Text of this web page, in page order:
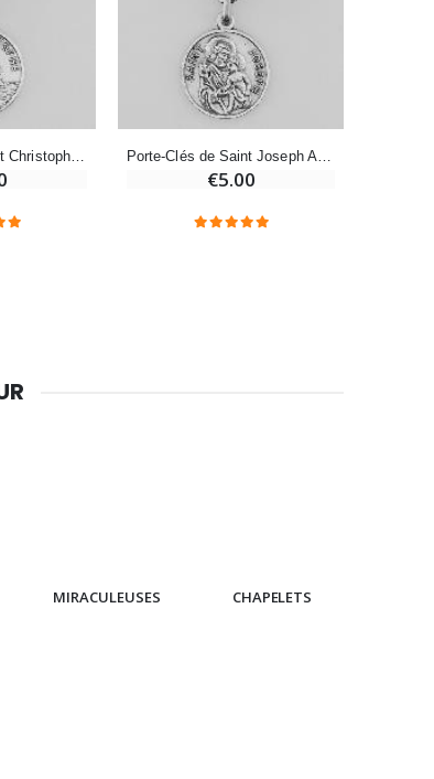
Porte-Clés de Saint Christophe Argenté avec Prière Porte-Clés de Saint Joseph Argenté avec Prière
€5.00
MIRACULEUSES CHAPELETS